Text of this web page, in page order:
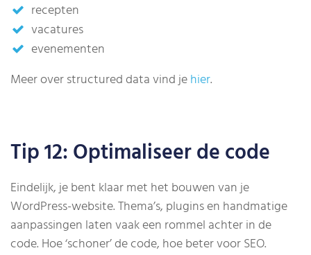
recepten
vacatures
evenementen
Meer over structured data vind jehier.
Tip 12: Optimaliseer de code
Eindelijk, je bent klaar met het bouwen van je
WordPress-website. Thema’s, plugins en handmatige
aanpassingen laten vaak een rommel achter in de
code. Hoe ‘schoner’ de code, hoe beter voor SEO.